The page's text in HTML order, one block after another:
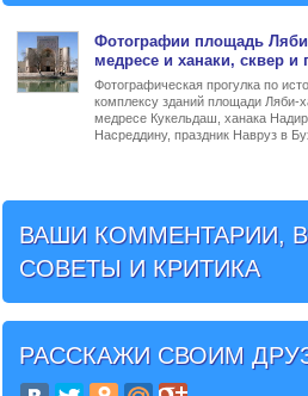
Фотографии площадь
медресе и ханаки, сквер и
Фотографическая прогулка по
комплексу зданий площади Ляби-
медресе Кукельдаш, ханака
Насреддину, праздник Навруз в
ВАШИ КОММЕНТАРИИ,
СОВЕТЫ И КРИТИКА
РАССКАЖИ СВОИМ